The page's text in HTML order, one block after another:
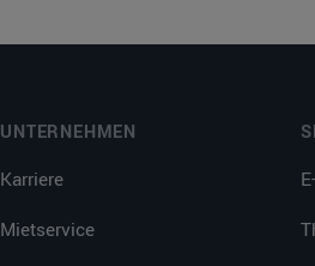
UNTERNEHMEN
Karriere
Mietservice